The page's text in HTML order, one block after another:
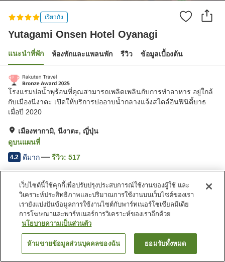
เรียวกัง
Yutagami Onsen Hotel Oyanagi
แนะนำที่พัก ห้องพักและแพลนพัก รีวิว ข้อมูลเบื้องต้น
โรงแรมบ่อน้ำพุร้อนที่คุณสามารถเพลิดเพลินกับการทำอาหาร อยู่ใกล้
กับเมืองนีงาตะ เปิดให้บริการบ่ออาบน้ำกลางแจ้งสไตล์อินฟินิตี้บาธ
เมื่อปี 2020
เมืองทากามิ, นีงาตะ, ญี่ปุ่น
ดูบนแผนที่
4.2 ดีมาก รีวิว: 517
สิ่งอำนวยความสะดวกในที่พัก
ที่จอดรถ
ซาวน่า
สปา/บิวตี้ซาลอน
สระว่ายน้ำ
Yutagami Onsen Hotel Oyanagiค้นหาห้องพัก
เว็บไซต์นี้ใช้คุกกี้เพื่อปรับปรุงประสบการณ์ใช้งานของผู้ใช้ และ
วิเคราะห์ประสิทธิภาพและปริมาณการใช้งานบนเว็บไซต์ของเรา
เรายังแบ่งปันข้อมูลการใช้งานไซต์กับพาร์ทเนอร์โซเชียลมีเดีย
การโฆษณาและพาร์ทเนอร์การวิเคราะห์ของเราอีกด้วย
นโยบายความเป็นส่วนตัว
ห้ามขายข้อมูลส่วนบุคคลของฉัน ยอมรับทั้งหมด